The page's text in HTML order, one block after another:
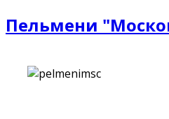
Пельмени